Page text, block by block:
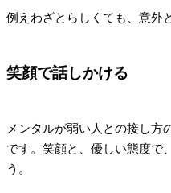
例えわざとらしくても、意外
笑顔で話しかける
メンタルが弱い人との接し方
です。笑顔と、優しい態度で
う。